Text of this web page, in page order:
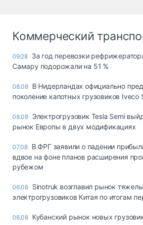
Коммерческий
09:28 За год перевозки
Самару подорожали на 51 %
08.08 В Нидерландах официально
поколение капотных грузовиков Iveco
08.08 Электрогрузовик Tesla Semi
рынок Европы в двух модификациях
07.08 В ФРГ заявили о падении
вдвое на фоне планов расширения
рубежом
06.08 Sinotruk возглавил рынок
электрогрузовиков Китая по итогам
06.08 Кубанский рынок новых